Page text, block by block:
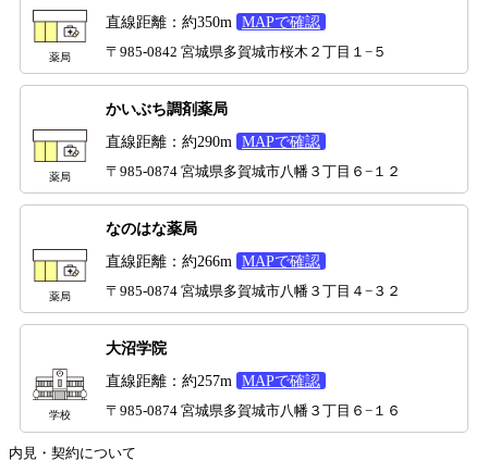
薬局
直線距離：約350m MAPで確認
〒985-0842 宮城県多賀城市桜木２丁目１−５
薬局
かいぶち調剤薬局
直線距離：約290m MAPで確認
〒985-0874 宮城県多賀城市八幡３丁目６−１２
薬局
なのはな薬局
直線距離：約266m MAPで確認
〒985-0874 宮城県多賀城市八幡３丁目４−３２
学校
大沼学院
直線距離：約257m MAPで確認
〒985-0874 宮城県多賀城市八幡３丁目６−１６
内見・契約について